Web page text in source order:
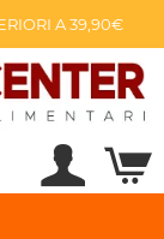
A 39,90€